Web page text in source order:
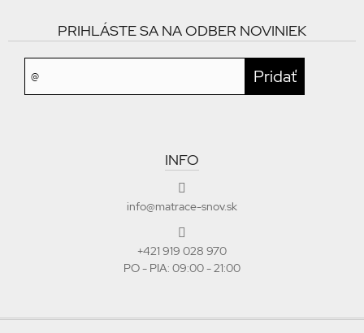
PRIHLÁSTE SA NA ODBER NOVINIEK
INFO
info@matrace-snov.sk
+421 919 028 970
PO - PIA: 09:00 - 21:00